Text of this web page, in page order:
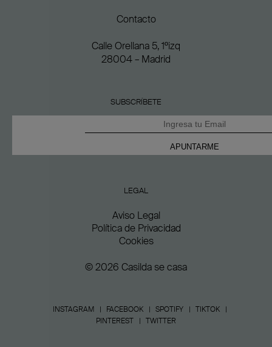
Contacto
Calle Orellana 5, 1ºizq
28004 – Madrid
SUBSCRÍBETE
LEGAL
Aviso Legal
Política de Privacidad
Cookies
© 2026 Casilda se casa
INSTAGRAM FACEBOOK SPOTIFY
TIKTOK
PINTEREST
TWITTER